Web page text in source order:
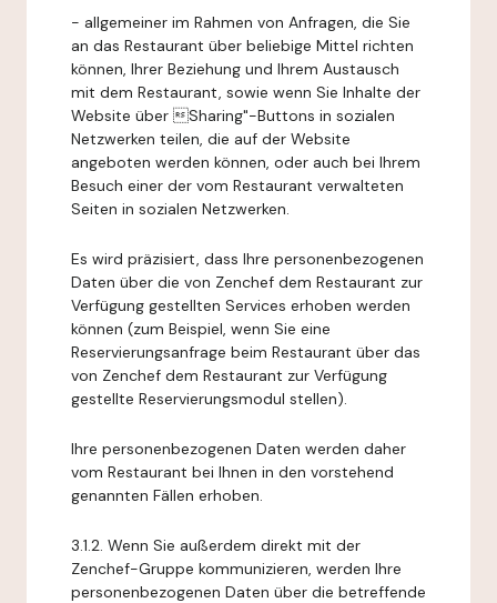
- allgemeiner im Rahmen von Anfragen, die Sie
an das Restaurant über beliebige Mittel richten
können, Ihrer Beziehung und Ihrem Austausch
mit dem Restaurant, sowie wenn Sie Inhalte der
Website über Sharing"-Buttons in sozialen
Netzwerken teilen, die auf der Website
angeboten werden können, oder auch bei Ihrem
Besuch einer der vom Restaurant verwalteten
Seiten in sozialen Netzwerken.
Es wird präzisiert, dass Ihre personenbezogenen
Daten über die von Zenchef dem Restaurant zur
Verfügung gestellten Services erhoben werden
können (zum Beispiel, wenn Sie eine
Reservierungsanfrage beim Restaurant über das
von Zenchef dem Restaurant zur Verfügung
gestellte Reservierungsmodul stellen).
Ihre personenbezogenen Daten werden daher
vom Restaurant bei Ihnen in den vorstehend
genannten Fällen erhoben.
3.1.2. Wenn Sie außerdem direkt mit der
Zenchef-Gruppe kommunizieren, werden Ihre
personenbezogenen Daten über die betreffende